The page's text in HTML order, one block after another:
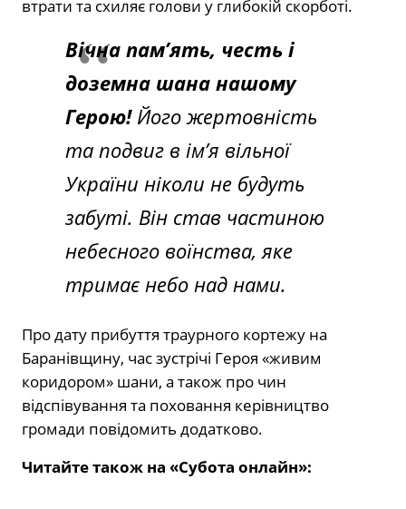
втрати та схиляє голови у глибокій скорботі.
Вічна пам’ять, честь і
доземна шана нашому
Герою!Його жертовність
та подвиг в ім’я вільної
України ніколи не будуть
забуті. Він став частиною
небесного воїнства, яке
тримає небо над нами.
Про дату прибуття траурного кортежу на
Баранівщину, час зустрічі Героя «живим
коридором» шани, а також про чин
відспівування та поховання керівництво
громади повідомить додатково.
Читайте також на «Субота онлайн»: